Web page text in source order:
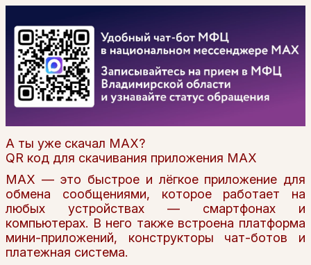
А ты уже скачал МАХ?
QR код для скачивания приложения МАХ
MAX — это быстрое и лёгкое приложение для
обмена сообщениями, которое работает на
любых устройствах — смартфонах и
компьютерах. В него также встроена платформа
мини-приложений, конструкторы чат-ботов и
платежная система.